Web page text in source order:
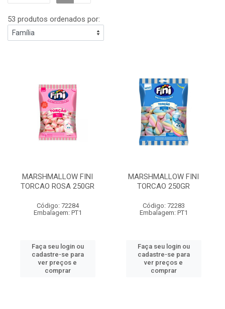
53 produtos ordenados por:
MARSHMALLOW FINI
TORCAO ROSA 250GR
Código: 72284
Embalagem: PT1
Faça seu login ou
cadastre-se para
ver preços e
comprar
MARSHMALLOW FINI
TORCAO 250GR
Código: 72283
Embalagem: PT1
Faça seu login ou
cadastre-se para
ver preços e
comprar